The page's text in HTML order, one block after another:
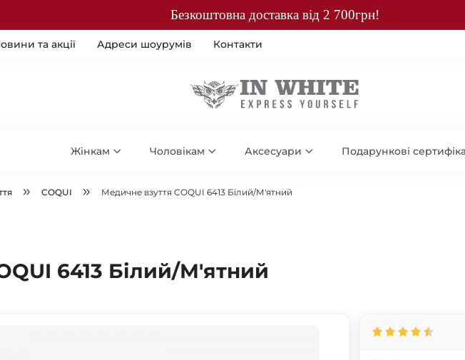
Безкоштовна доставка від 2 700грн!
та акції Адреси шоурумів Контакти
Жінкам Чоловікам Аксесуари Подарункові
COQUI Медичне взуття COQUI 6413 Білий/М'ятний
6413 Білий/М'ятний